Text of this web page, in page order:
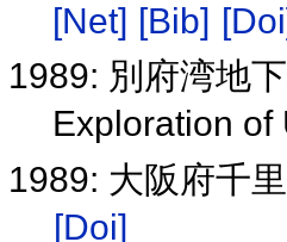
[Net] [Bib]
1989: 別府湾地
Exploration
1989: 大阪府千
[Doi]